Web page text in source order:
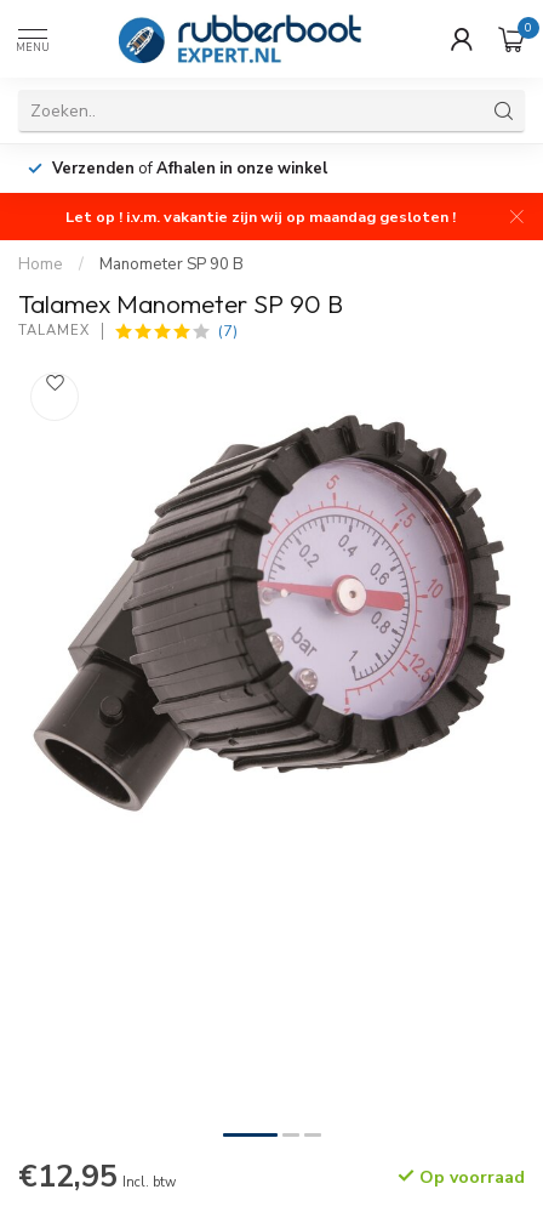
MENU
0
Verzenden ofAfhalen in onze winkel
Let op ! i.v.m. vakantie zijn wij op maandag gesloten !
Home / Manometer SP 90 B
Talamex Manometer SP 90 B
TALAMEX (7)
€12,95 Incl. btw Op voorraad